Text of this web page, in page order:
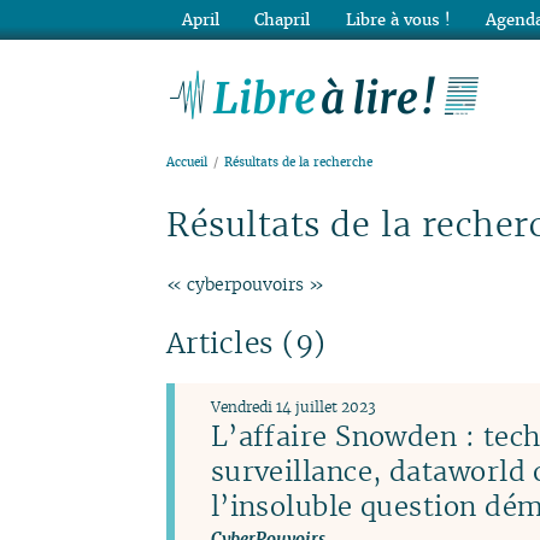
Accueil Résultats de la recherche
Résultats de la
« cyberpouvoirs »
Articles (9)
L’affaire Snowden :
surveillance, dataworld
l’insoluble question
Vendredi 14 juillet 2023
April Chapril Libre à vous !